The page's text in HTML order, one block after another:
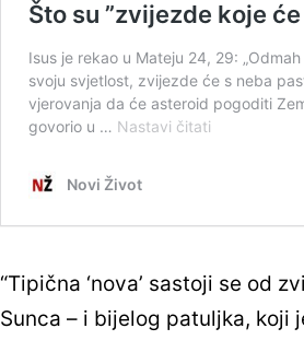
“Tipična ‘nova’ sastoji se od
Sunca – i bijelog patuljka, koji